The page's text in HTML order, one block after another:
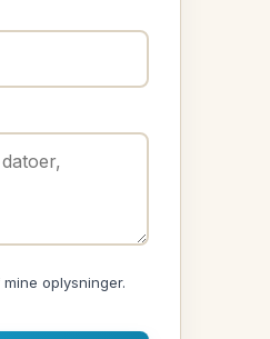
oplysninger.